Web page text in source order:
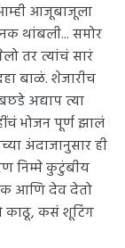
आजूबाजूला
थांबली... समोर
तर त्यांचं सारं
बाळं. शेजारीच
अद्याप त्या
भोजन पूर्ण झालं
अंदाजानुसार ही
निम्मे कुटुंबीय
आणि देव देतो
काढू, कसं शूटिंग